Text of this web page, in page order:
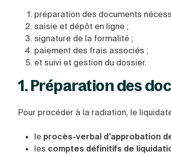
préparation des documents
saisie et dépôt en ligne ;
signature de la formalité ;
paiement des frais associés ;
et suivi et gestion du dossier.
1. Préparation des
Pour procéder à la radiation, le
le procès-verbal d’approbation
les comptes définitifs de